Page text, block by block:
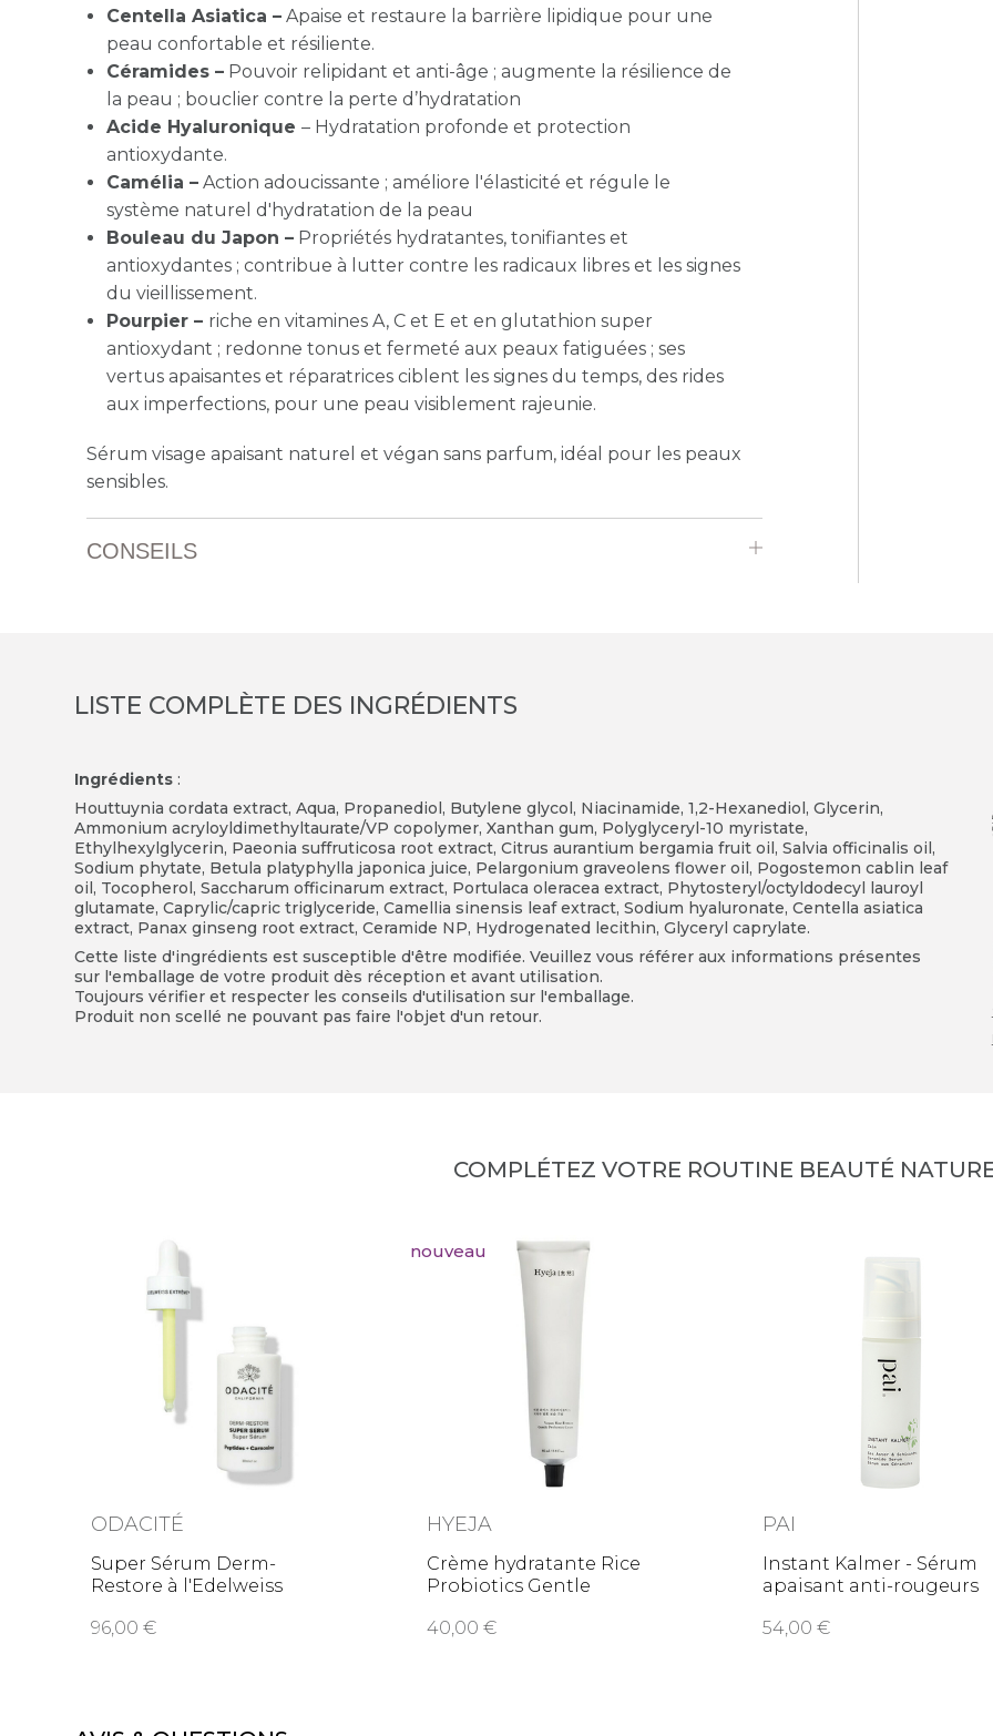
Centella Asiatica –Apaise et restaure la barrière lipidique pour une
peau confortable et résiliente.
Céramides –Pouvoir relipidant et anti-âge ; augmente la résilience de
la peau ; bouclier contre la perte d’hydratation
Acide Hyaluronique – Hydratation profonde et protection
antioxydante.
Camélia –Action adoucissante ; améliore l'élasticité et régule le
système naturel d'hydratation de la peau
Bouleau du Japon –Propriétés hydratantes, tonifiantes et
antioxydantes ; contribue à lutter contre les radicaux libres et les signes
du vieillissement.
Pourpier – riche en vitamines A, C et E et en glutathion super
antioxydant ; redonne tonus et fermeté aux peaux fatiguées ; ses
vertus apaisantes et réparatrices ciblent les signes du temps, des rides
aux imperfections, pour une peau visiblement rajeunie.
Sérum visage apaisant naturel et végan sans parfum, idéal pour les peaux
sensibles.
CONSEILS
LISTE COMPLÈTE DES INGRÉDIENTS
Ingrédients :
Houttuynia cordata extract, Aqua, Propanediol, Butylene glycol, Niacinamide, 1,2-Hexanediol, Glycerin,
Ammonium acryloyldimethyltaurate/VP copolymer, Xanthan gum, Polyglyceryl-10 myristate,
Ethylhexylglycerin, Paeonia suffruticosa root extract, Citrus aurantium bergamia fruit oil, Salvia officinalis oil,
Sodium phytate, Betula platyphylla japonica juice, Pelargonium graveolens flower oil, Pogostemon cablin leaf
oil, Tocopherol, Saccharum officinarum extract, Portulaca oleracea extract, Phytosteryl/octyldodecyl lauroyl
glutamate, Caprylic/capric triglyceride, Camellia sinensis leaf extract, Sodium hyaluronate, Centella asiatica
extract, Panax ginseng root extract, Ceramide NP, Hydrogenated lecithin, Glyceryl caprylate.
Cette liste d'ingrédients est susceptible d'être modifiée. Veuillez vous référer aux informations présentes
sur l'emballage de votre produit dès réception et avant utilisation.
Toujours vérifier et respecter les conseils d'utilisation sur l'emballage.
Produit non scellé ne pouvant pas faire l'objet d'un retour.
COMPLÉTEZ VOTRE ROUTINE BEAUTÉ
ODACITÉ
Super Sérum Derm-
Restore à l'Edelweiss
96,00
nouveau
HYEJA
Crème hydratante Rice
Probiotics Gentle
40,00
PAI
Instant Kalmer - Sérum
apaisant anti-rougeurs
54,00